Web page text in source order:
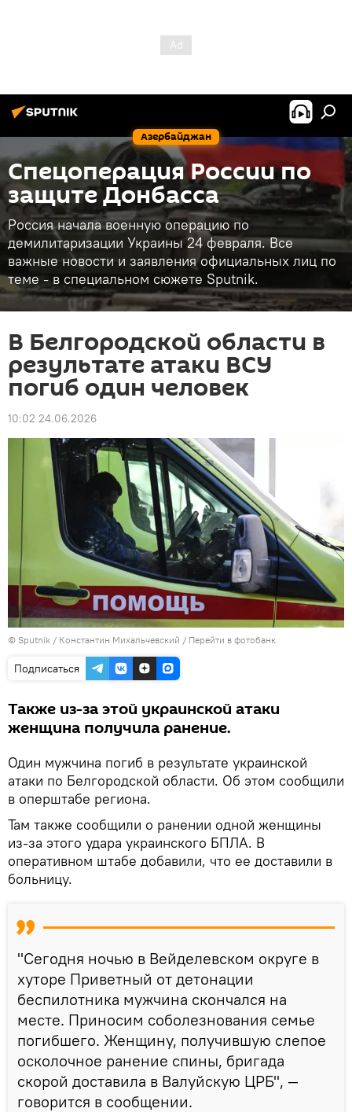
Азербайджан
Спецоперация России по
защите Донбасса
Россия начала военную операцию по
демилитаризации Украины 24 февраля. Все
важные новости и заявления официальных лиц по
теме - в специальном сюжете Sputnik.
В Белгородской области в
результате атаки ВСУ
погиб один человек
10:02 24.06.2026
© Sputnik / Константин Михальчевский / Перейти в фотобанк
Подписаться
Также из-за этой украинской атаки
женщина получила ранение.
Один мужчина погиб в результате украинской
атаки по Белгородской области. Об этом сообщили
в оперштабе региона.
Там также сообщили о ранении одной женщины
из-за этого удара украинского БПЛА. В
оперативном штабе добавили, что ее доставили в
больницу.
"Сегодня ночью в Вейделевском округе в
хуторе Приветный от детонации
беспилотника мужчина скончался на
месте. Приносим соболезнования семье
погибшего. Женщину, получившую слепое
осколочное ранение спины, бригада
скорой доставила в Валуйскую ЦРБ", —
говорится в сообщении.